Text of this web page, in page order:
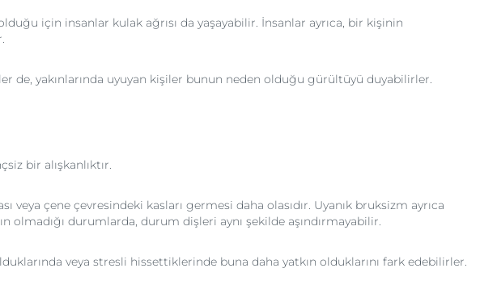
için insanlar kulak ağrısı da yaşayabilir. İnsanlar ayrıca, bir kişinin
de, yakınlarında uyuyan kişiler bunun neden olduğu gürültüyü duyabilirler.
bir alışkanlıktır.
çene çevresindeki kasları germesi daha olasıdır. Uyanık bruksizm ayrıca
olmadığı durumlarda, durum dişleri aynı şekilde aşındırmayabilir.
veya stresli hissettiklerinde buna daha yatkın olduklarını fark edebilirler.